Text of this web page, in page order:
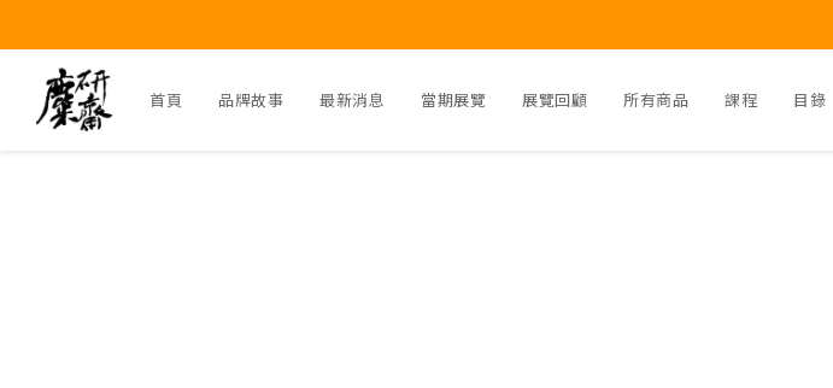
首頁 品牌故事 最新消息 當期展覽 展覽回顧 所有商品 課程 目錄